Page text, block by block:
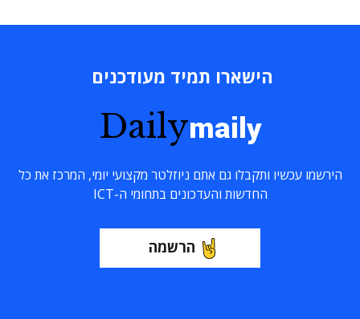
הישארו תמיד מעודכנים
Dailymaily
הירשמו עכשיו ותקבלו גם אתם ניוזלטר מקצועי יומי, המרכז את כל
החדשות והעדכונים בתחומי ה-ICT
הרשמה